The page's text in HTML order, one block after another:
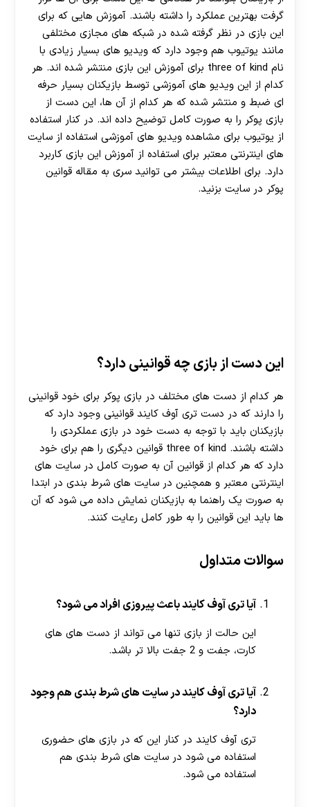
30 تا 50 درصد شارژ هدیه بیشتر فقط با ثبت نام در
هات بت
گرفت بهترین عملکرد را داشته باشند. آموزش هایی که برای
این بازی در نظر گرفته شده در شبکه های مجازی مختلفی
مانند یوتیوب هم وجود دارد که ویدیو های بسیار زیادی با
نام three of kind برای آموزش این بازی منتشر شده اند. هر
کدام از این ویدیو های آموزشی توسط بازیکنان بسیار حرفه
ای ضبط و منتشر شده که هر کدام از آن ها، این دست از
بازی پوکر را به صورت کامل توضیح داده اند. در کنار استفاده
از یوتیوب برای مشاهده ویدیو های آموزشی استفاده از سایت
های اینترنتی معتبر برای استفاده از آموزش این بازی کاربرد
دارد. برای اطلاعات بیشتر می توانید سری به مقاله قوانین
پوکر در سایت بزنید.
این دست از بازی چه قوانینی دارد؟
هر کدام از دست های مختلف در بازی پوکر برای خود قوانینی
را دارند که در دست تری آوف کایند قوانینی وجود دارد که
بازیکنان باید با توجه به دست خود در بازی عملکردی را
داشته باشند. three of kind قوانین دیگری را هم برای خود
دارد که هر کدام از قوانین آن به صورت کامل در سایت های
اینترنتی معتبر و همچنین در سایت های شرط بندی در ابتدا
به صورت یک راهنما به بازیکنان نمایش داده می‌ شود که آن
ها باید این قوانین را به طور کامل رعایت کنند.
سوالات متداول
آیا تری آوف کایند باعث پیروزی افراد می شود؟
این حالت از بازی تنها می تواند از دست های های
کارت، جفت و 2 جفت بالا تر باشد.
آیا تری آوف کایند در سایت های شرط بندی هم وجود
دارد؟
تری آوف کایند در کنار این که در بازی های حضوری
استفاده می شود در سایت های شرط بندی هم
استفاده می شود.